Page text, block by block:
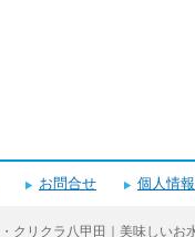
お問合せ 個人情
クリクラ八甲田｜美味しいお